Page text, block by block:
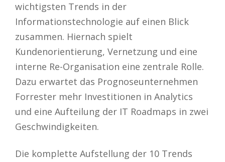
wichtigsten Trends in der
Informationstechnologie auf einen Blick
zusammen. Hiernach spielt
Kundenorientierung, Vernetzung und eine
interne Re-Organisation eine zentrale Rolle.
Dazu erwartet das Prognoseunternehmen
Forrester mehr Investitionen in Analytics
und eine Aufteilung der IT Roadmaps in zwei
Geschwindigkeiten.
Die komplette Aufstellung der 10 Trends